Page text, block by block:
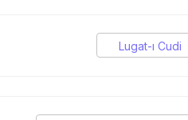
Lugat-ı Cudi